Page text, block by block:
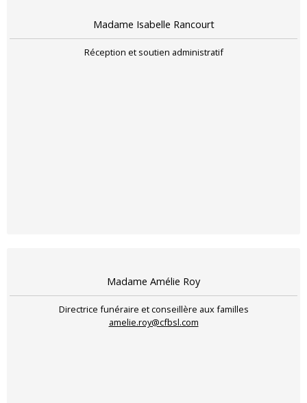
Madame Isabelle Rancourt
Réception et soutien administratif
Madame Amélie Roy
Directrice funéraire et conseillère aux familles
amelie.roy@cfbsl.com